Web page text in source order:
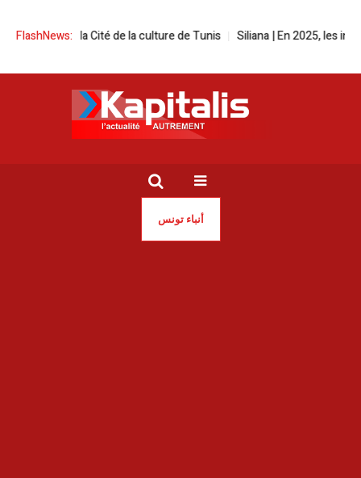
FlashNews:
à la Cité de la culture de Tunis Siliana | En 2025, les incendies
أنباء تونس